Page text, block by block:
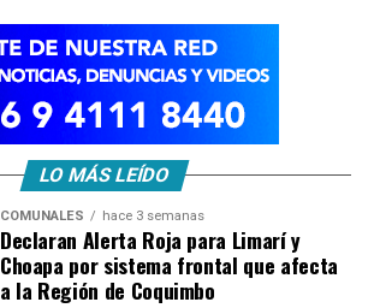
LO MÁS LEÍDO
COMUNALES hace 3 semanas
Declaran Alerta Roja para Limarí y
Choapa por sistema frontal que afecta
a la Región de Coquimbo